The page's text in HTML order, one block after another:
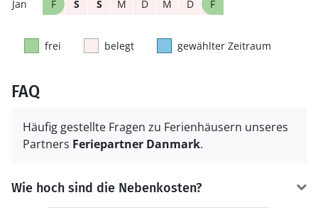
F S S M D M D F
frei belegt gewählter Zeitraum
FAQ
Häufig gestellte Fragen zu Ferienhäusern unseres
Partners Feriepartner Danmark.
Wie hoch sind die Nebenkosten?